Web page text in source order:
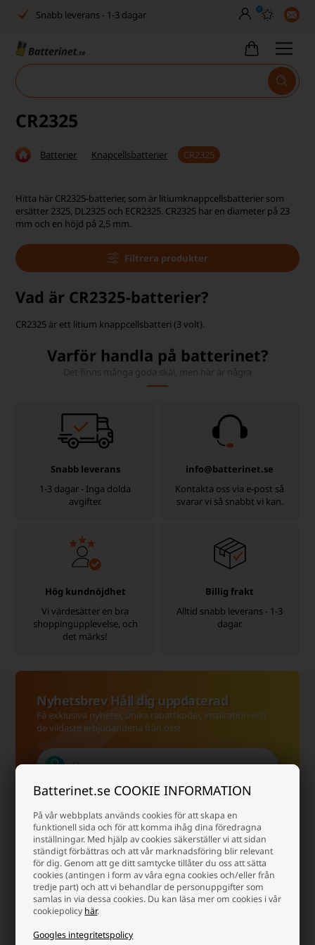
Batterinet.se COOKIE INFORMATION
På vår webbplats används cookies för att skapa en
funktionell sida och för att komma ihåg dina föredragna
inställningar. Med hjälp av cookies säkerställer vi att sidan
ständigt förbättras och att vår marknadsföring blir relevant
för dig. Genom att ge ditt samtycke tillåter du oss att sätta
cookies (antingen i form av våra egna cookies och/eller från
tredje part) och att vi behandlar de personuppgifter som
samlas in via dessa cookies. Du kan läsa mer om cookies i vår
cookiepolicy här.
Googles integritetspolicy
Snabb leverans - 1-3 dagar
Inga dolda avgifter
Billig leverans från 49,-
Inga dolda avgifter
Bra Trustscore
0
CR2325
Batterier Knapcellsbatterier CR2325
Hitta här CR2325-batterier, som är litiumknappcellsbatterier som
ersätter 2325, DL2325 och ECR2325. CR2325 har en diameter på 23
mm och en höjd på 2,5 mm.
Filtrera produkter
Vad är CR2325-batterier?
CR2325 är ett litium knappcellsbatteri (3 volt).
Varför handla på batterinet?
Snabb leverans
1-3 dagar - Inga dolda
avgifter.
info@batterinet.se
Kontakta oss via e-post så
svarar vi så snabbt vi kan.
Hög kundnöjdhet
Vi värdesätter en bra
shoppingupplevelse, och
det märks!
Billig frakt
Alltid snabb leverans - 1-3
dagar.
Nyhetsbrev Håll dig uppdaterad
Få exklusiva nyheter, unika rabattkoder, inspiration och
de vildaste erbjudandena från oss!
Ja tack, jag vill gärna få nyhetsbrev och skräddarsydd
marknadsföring från Batterinet via e-post. Jag kan när som
helst avsluta prenumerationen igen.
samtyckesförklaring för elektronisk post